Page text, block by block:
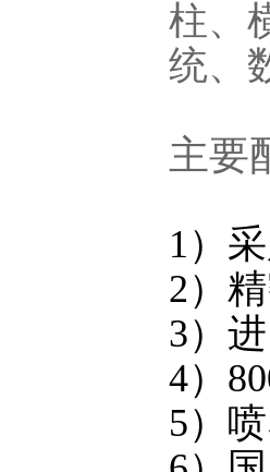
柱、
统、
主要
1）
2）
3）
4）
5）